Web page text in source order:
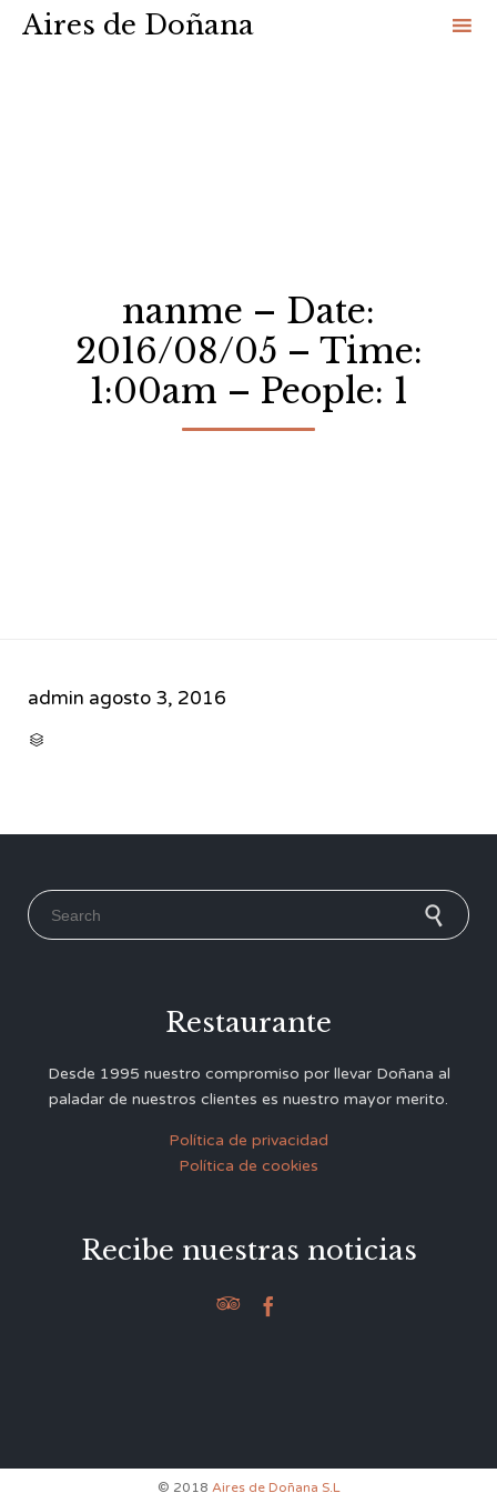
Aires de Doñana
nanme – Date:
2016/08/05 – Time:
1:00am – People: 1
admin agosto 3, 2016

Search for:
Restaurante
Desde 1995 nuestro compromiso por llevar Doñana al
paladar de nuestros clientes es nuestro mayor merito.
Política de privacidad
Política de cookies
Recibe nuestras noticias
 
© 2018 Aires de Doñana S.L